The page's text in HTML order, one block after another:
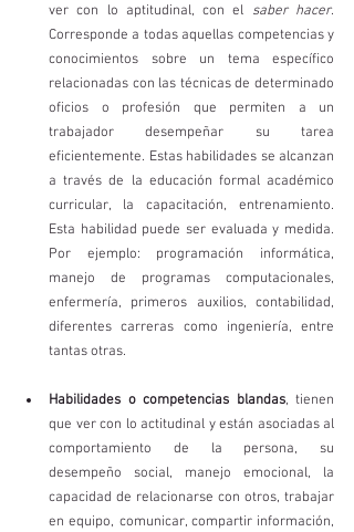
ver con lo aptitudinal, con el saber hacer.
Corresponde a todas aquellas competencias y
conocimientos sobre un tema específico
relacionadas con las técnicas de determinado
oficios o profesión que permiten a un
trabajador desempeñar su tarea
eficientemente. Estas habilidades se alcanzan
a través de la educación formal académico
curricular, la capacitación, entrenamiento.
Esta habilidad puede ser evaluada y medida.
Por ejemplo: programación informática,
manejo de programas computacionales,
enfermería, primeros auxilios, contabilidad,
diferentes carreras como ingeniería, entre
tantas otras.
Habilidades o competencias blandas, tienen
que ver con lo actitudinal y están asociadas al
comportamiento de la persona, su
desempeño social, manejo emocional, la
capacidad de relacionarse con otros, trabajar
en equipo, comunicar, compartir información,